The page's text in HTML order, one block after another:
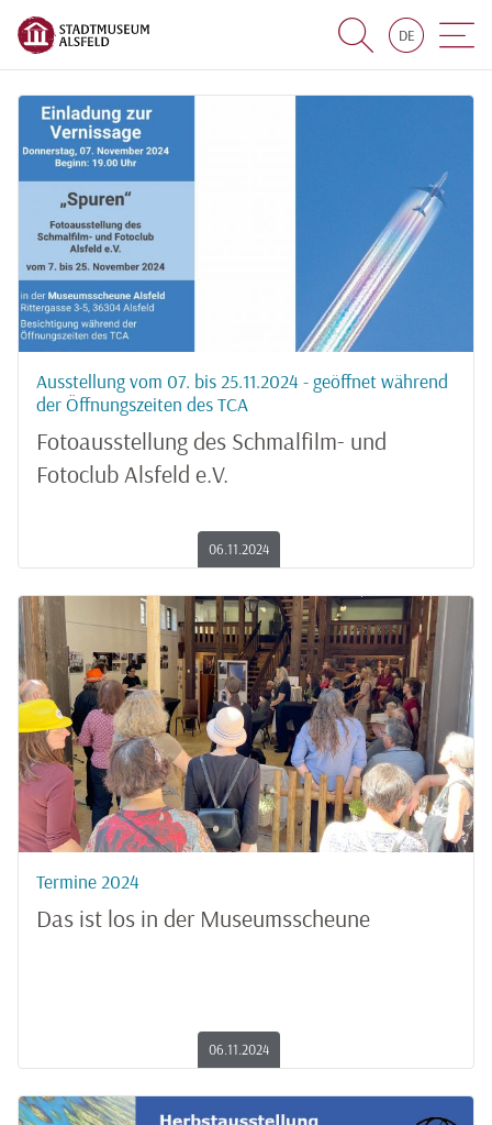
Suche
DE
Ausstellung vom 07. bis 25.11.2024 - geöffnet während
der Öffnungszeiten des TCA
Fotoausstellung des Schmalfilm- und
Fotoclub Alsfeld e.V.
06.11.2024
Termine 2024
Das ist los in der Museumsscheune
06.11.2024